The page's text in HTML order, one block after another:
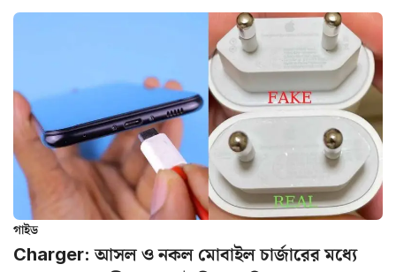
গাইড
Charger: আসল ও নকল মোবাইল চার্জারের মধ্যে